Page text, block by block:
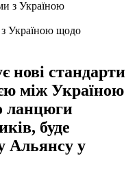
Україною щодо
нові стандарти
між Україною
ланцюги
буде
Альянсу у